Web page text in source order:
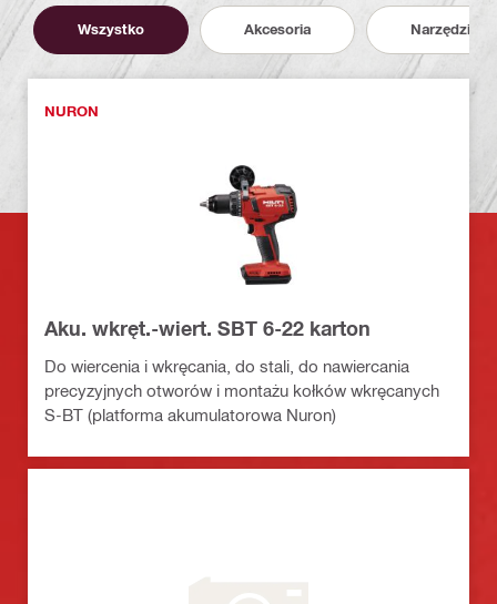
Wszystko Akcesoria Narzędzia
NURON
Aku. wkręt.-wiert. SBT 6-22 karton
Do wiercenia i wkręcania, do stali, do nawiercania
precyzyjnych otworów i montażu kołków wkręcanych
S-BT (platforma akumulatorowa Nuron)